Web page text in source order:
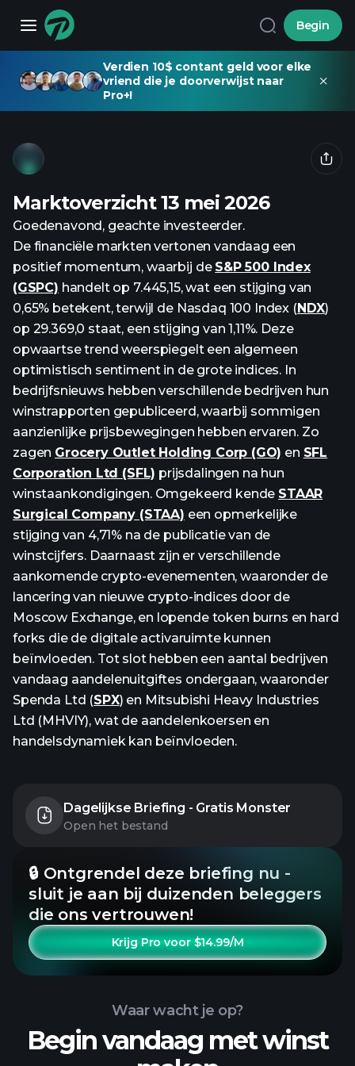
Begin
Verdien 10$ contant geld voor elke
vriend die je doorverwijst naar
Pro+!
Marktoverzicht 13 mei 2026
Goedenavond, geachte investeerder.
De financiële markten vertonen vandaag een
positief momentum, waarbij de S&P 500 Index
(GSPC) handelt op 7.445,15, wat een stijging van
0,65% betekent, terwijl de Nasdaq 100 Index (NDX)
op 29.369,0 staat, een stijging van 1,11%. Deze
opwaartse trend weerspiegelt een algemeen
optimistisch sentiment in de grote indices. In
bedrijfsnieuws hebben verschillende bedrijven hun
winstrapporten gepubliceerd, waarbij sommigen
aanzienlijke prijsbewegingen hebben ervaren. Zo
zagen Grocery Outlet Holding Corp (GO) en SFL
Corporation Ltd (SFL) prijsdalingen na hun
winstaankondigingen. Omgekeerd kende STAAR
Surgical Company (STAA) een opmerkelijke
stijging van 4,71% na de publicatie van de
winstcijfers. Daarnaast zijn er verschillende
aankomende crypto-evenementen, waaronder de
lancering van nieuwe crypto-indices door de
Moscow Exchange, en lopende token burns en hard
forks die de digitale activaruimte kunnen
beïnvloeden. Tot slot hebben een aantal bedrijven
vandaag aandelenuitgiftes ondergaan, waaronder
Spenda Ltd (SPX) en Mitsubishi Heavy Industries
Ltd (MHVIY), wat de aandelenkoersen en
handelsdynamiek kan beïnvloeden.
Dagelijkse Briefing - Gratis Monster
Open het bestand
🔒 Ontgrendel deze briefing nu -
sluit je aan bij duizenden beleggers
die ons vertrouwen!
Krijg Pro voor $14.99/M
Waar wacht je op?
Begin vandaag met winst